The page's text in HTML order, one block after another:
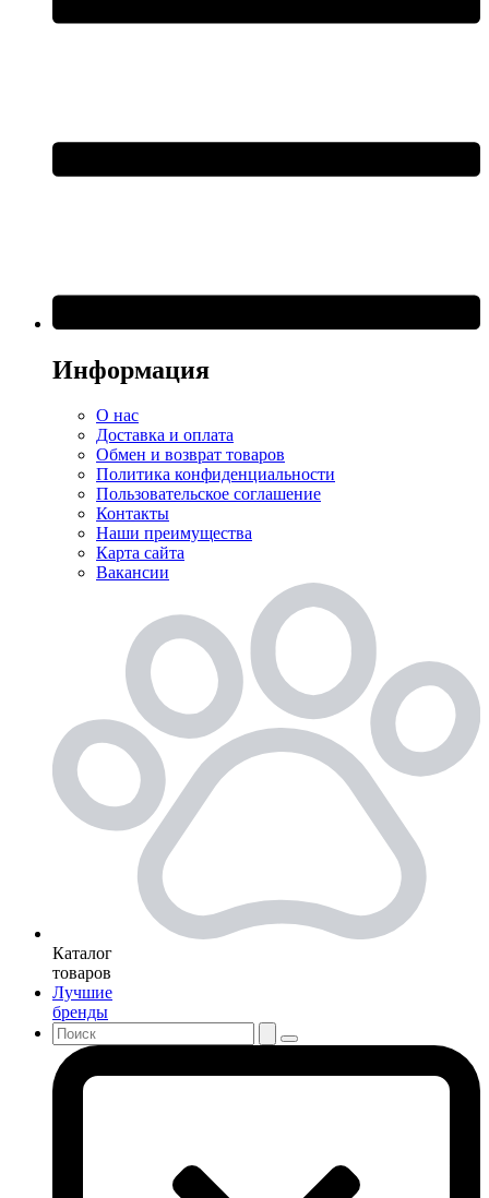
Информация
О нас
Доставка и оплата
Обмен и возврат товаров
Политика конфиденциальности
Пользовательское соглашение
Контакты
Наши преимущества
Карта сайта
Вакансии
Каталог
товаров
Лучшие
бренды